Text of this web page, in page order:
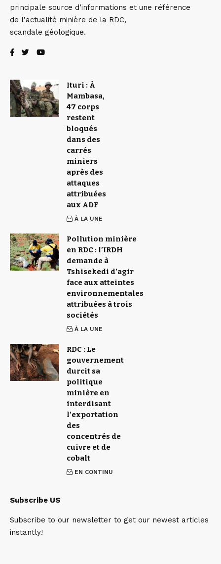
principale source d’informations et une référence
de l’actualité minière de la RDC,
scandale géologique.
Ituri : À
Mambasa,
47 corps
restent
bloqués
dans des
carrés
miniers
après des
attaques
attribuées
aux ADF
À LA UNE
Pollution minière
en RDC : l’IRDH
demande à
Tshisekedi d’agir
face aux atteintes
environnementales
attribuées à trois
sociétés
À LA UNE
RDC : Le
gouvernement
durcit sa
politique
minière en
interdisant
l’exportation
des
concentrés de
cuivre et de
cobalt
EN CONTINU
Subscribe US
Subscribe to our newsletter to get our newest articles
instantly!